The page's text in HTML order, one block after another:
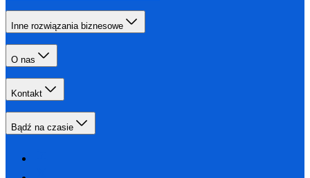
Inne rozwiązania biznesowe
O nas
Kontakt
Bądź na czasie